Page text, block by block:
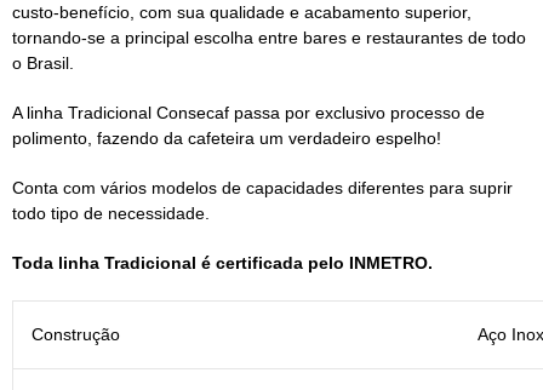
custo-benefício, com sua qualidade e acabamento superior,
tornando-se a principal escolha entre bares e restaurantes de todo
o Brasil.
A linha Tradicional Consecaf passa por exclusivo processo de
polimento, fazendo da cafeteira um verdadeiro espelho!
Conta com vários modelos de capacidades diferentes para suprir
todo tipo de necessidade.
Toda linha Tradicional é certificada pelo INMETRO.
Construção Aço